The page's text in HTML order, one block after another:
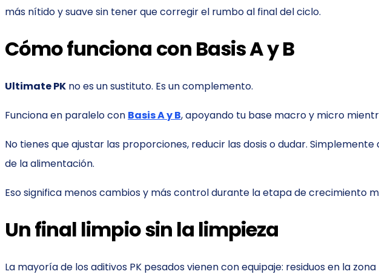
más nítido y suave sin tener que corregir el rumbo al final del ciclo.
Cómo funciona con Basis A y B
Ultimate PK no es un sustituto. Es un complemento.
Funciona en paralelo con Basis A y B, apoyando tu base macro y micro
No tienes que ajustar las proporciones, reducir las dosis o dudar.
de la alimentación.
Eso significa menos cambios y más control durante la etapa de crecimiento
Un final limpio sin la limpieza
La mayoría de los aditivos PK pesados vienen con equipaje: residuos en la